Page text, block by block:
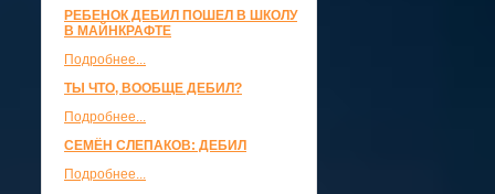
РЕБЕНОК ДЕБИЛ ПОШЕЛ В ШКОЛУ
В МАЙНКРАФТЕ
Подробнее...
ТЫ ЧТО, ВООБЩЕ ДЕБИЛ?
Подробнее...
СЕМЁН СЛЕПАКОВ: ДЕБИЛ
Подробнее...